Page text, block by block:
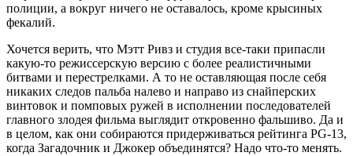
полиции, а вокруг ничего не оставалось, кроме крысиных
фекалий.
Хочется верить, что Мэтт Ривз и студия все-таки припасли
какую-то режиссерскую версию с более реалистичными
битвами и перестрелками. А то не оставляющая после себя
никаких следов пальба налево и направо из снайперских
винтовок и помповых ружей в исполнении последователей
главного злодея фильма выглядит откровенно фальшиво. Да и
в целом, как они собираются придерживаться рейтинга PG-13,
когда Загадочник и Джокер объединятся? Надо что-то менять.